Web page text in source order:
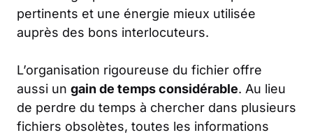
pertinents et une énergie mieux utilisée
auprès des bons interlocuteurs.
L’organisation rigoureuse du fichier offre
aussi un gain de temps considérable. Au lieu
de perdre du temps à chercher dans plusieurs
fichiers obsolètes, toutes les informations